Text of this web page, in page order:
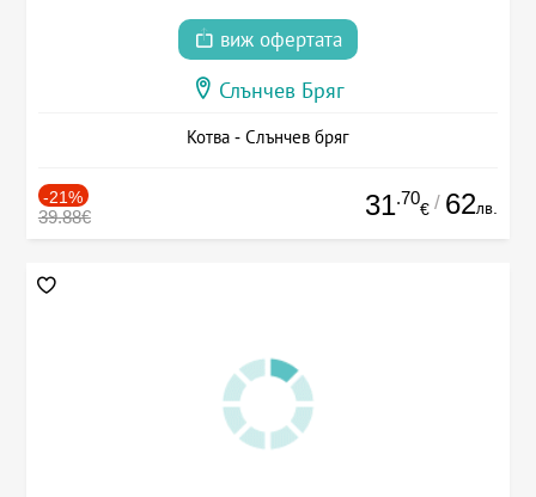
виж офертата
Слънчев Бряг
Котва - Слънчев бряг
-21%
39.88€ 31.70
€ / 62лв.